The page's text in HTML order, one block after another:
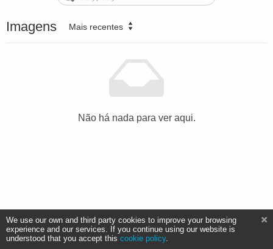
Imagens Mais recentes
Não há nada para ver aqui.
We use our own and third party cookies to improve your browsing
experience and our services. If you continue using our website is
understood that you accept this cookie policy.